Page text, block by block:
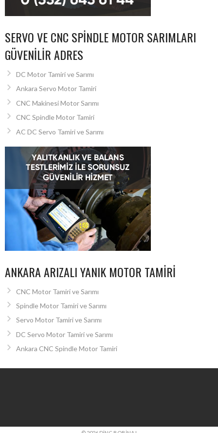
SERVO VE CNC SPINDLE MOTOR SARIMLARI
GÜVENILIR ADRES
DC Motor Tamiri ve Sarımı
Ankara Servo Motor Tamiri
CNC Makinesi Motor Sarımı
CNC Spindle Motor Tamiri
AC DC Servo Tamiri ve Sarımı
ANKARA ARIZALI YANIK MOTOR TAMIRI
CNC Motor Tamiri ve Sarımı
Spindle Motor Tamiri ve Sarımı
Servo Motor Tamiri ve Sarımı
DC Servo Motor Tamiri ve Sarımı
Ankara CNC Spindle Motor Tamiri